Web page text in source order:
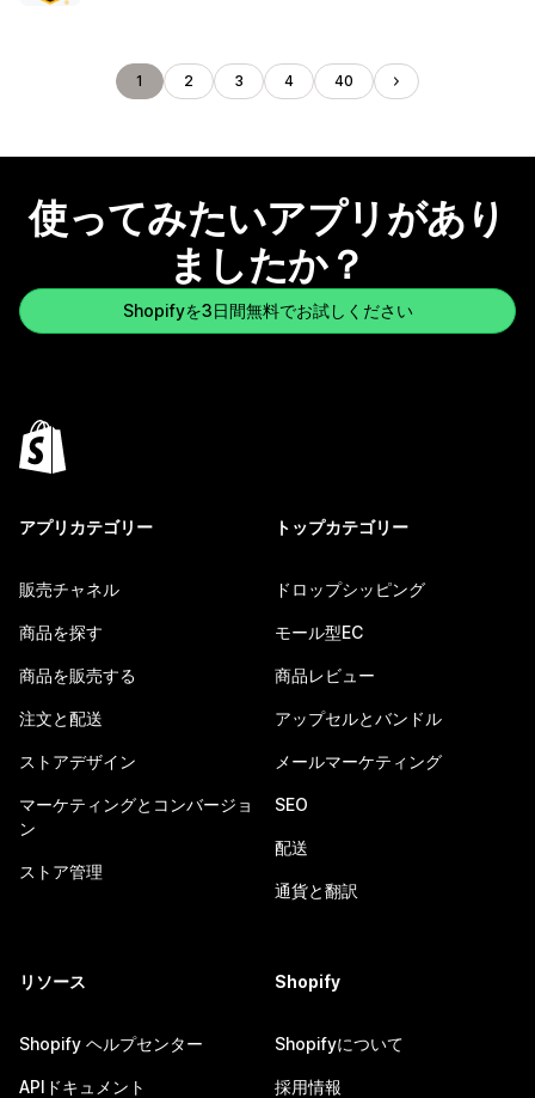
1 2 3 4 40
使ってみたいアプリがあり
ましたか？
Shopifyを3日間無料でお試しください
アプリカテゴリー
販売チャネル
商品を探す
商品を販売する
注文と配送
ストアデザイン
マーケティングとコンバージョ
ン
ストア管理
トップカテゴリー
ドロップシッピング
モール型EC
商品レビュー
アップセルとバンドル
メールマーケティング
SEO
配送
通貨と翻訳
リソース
Shopify ヘルプセンター
APIドキュメント
Shopify
Shopifyについて
採用情報